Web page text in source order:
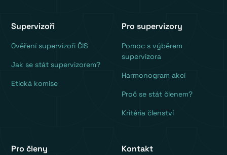
Supervizoři
Ověření supervizoři ČIS
Jak se stát supervizorem?
Etická komise
Pro supervizory
Pomoc s výběrem
supervizora
Harmonogram akcí
Proč se stát členem?
Kritéria členství
Pro členy Kontakt